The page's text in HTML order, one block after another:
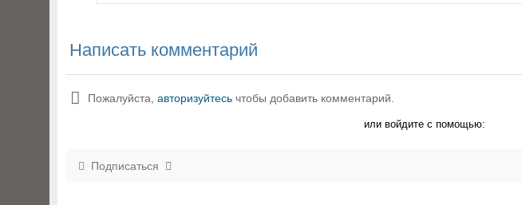
Написать комментарий
Пожалуйста, авторизуйтесь чтобы добавить комментарий.
или войдите с помощью:
Подписаться